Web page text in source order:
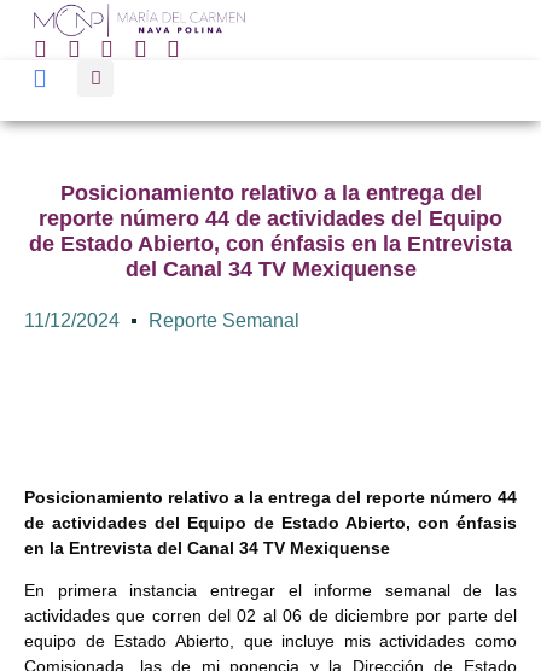
Posicionamiento relativo a la entrega del
reporte número 44 de actividades del Equipo
de Estado Abierto, con énfasis en la Entrevista
del Canal 34 TV Mexiquense
11/12/2024 Reporte Semanal
Posicionamiento relativo a la entrega del reporte número 44
de actividades del Equipo de Estado Abierto, con énfasis
en la Entrevista del Canal 34 TV Mexiquense
En primera instancia entregar el informe semanal de las
actividades que corren del 02 al 06 de diciembre por parte del
equipo de Estado Abierto, que incluye mis actividades como
Comisionada, las de mi ponencia y la Dirección de Estado